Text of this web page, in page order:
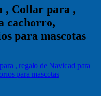
, Collar para ,
cachorro,
para mascotas
, regalo de Navidad para
para mascotas